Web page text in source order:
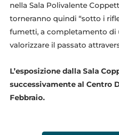
nella Sala Polivalente
torneranno quindi “sotto i
fumetti, a completamento di
valorizzare il passato
L’esposizione dalla Sala
successivamente al Centro
Febbraio.